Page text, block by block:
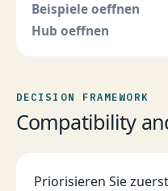
Beispiele oeffnen
Hub oeffnen
DECISION FRAMEWORK
Compatibility
Priorisieren Sie